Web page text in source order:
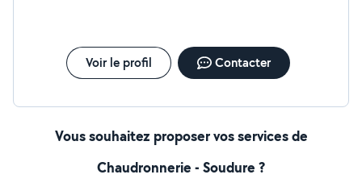
Voir le profil Contacter
Vous souhaitez proposer vos services de
Chaudronnerie - Soudure ?